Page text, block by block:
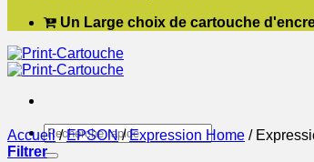
Un Large choix de cartouche
Recherche
pour :
Accueil / EPSON / Expression Home /
Filtrer